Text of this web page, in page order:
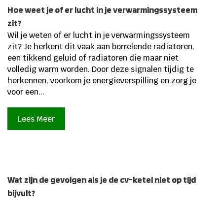
Hoe weet je of er lucht in je verwarmingssysteem
zit?
Wil je weten of er lucht in je verwarmingssysteem
zit? Je herkent dit vaak aan borrelende radiatoren,
een tikkend geluid of radiatoren die maar niet
volledig warm worden. Door deze signalen tijdig te
herkennen, voorkom je energieverspilling en zorg je
voor een...
Lees Meer
Wat zijn de gevolgen als je de cv-ketel niet op tijd
bijvult?